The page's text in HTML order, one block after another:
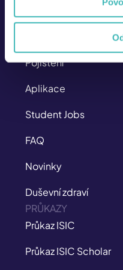
Pojištění
Aplikace
Student Jobs
FAQ
Novinky
Duševní zdraví
PRŮKAZY
Průkaz ISIC
Průkaz ISIC Scholar